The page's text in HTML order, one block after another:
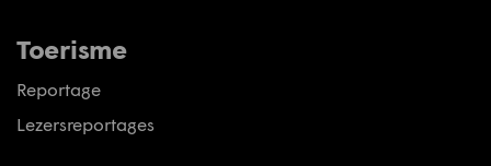
Toerisme
Reportage
Lezersreportages